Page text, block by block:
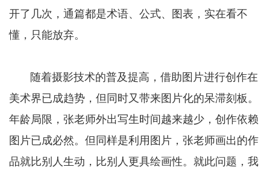
开了几次，通篇都是术语、公式、图表，实在看不
懂，只能放弃。
随着摄影技术的普及提高，借助图片进行创作在
美术界已成趋势，但同时又带来图片化的呆滞刻板。
年龄局限，张老师外出写生时间越来越少，创作依赖
图片已成必然。但同样是利用图片，张老师画出的作
品就比别人生动，比别人更具绘画性。就此问题，我